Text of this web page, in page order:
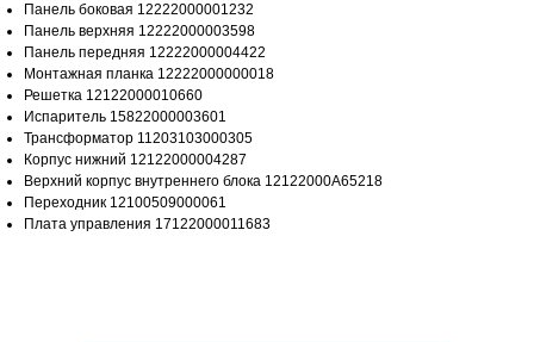
Панель боковая 12222000001232
Панель верхняя 12222000003598
Панель передняя 12222000004422
Монтажная планка 12222000000018
Решетка 12122000010660
Испаритель 15822000003601
Трансформатор 11203103000305
Корпус нижний 12122000004287
Верхний корпус внутреннего блока 12122000A65218
Переходник 12100509000061
Плата управления 17122000011683